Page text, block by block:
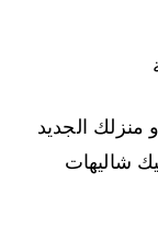
الجديد
شاليهات